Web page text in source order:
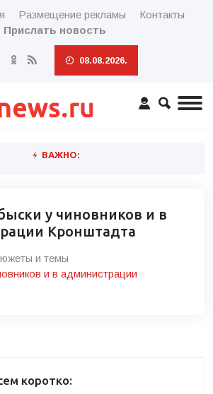
Размещение рекламы
Контакты
Прислать новость
08.08.2026.
ВАЖНО:
у чиновников и в
Кронштадта
и темы
и в администрации
коротко: